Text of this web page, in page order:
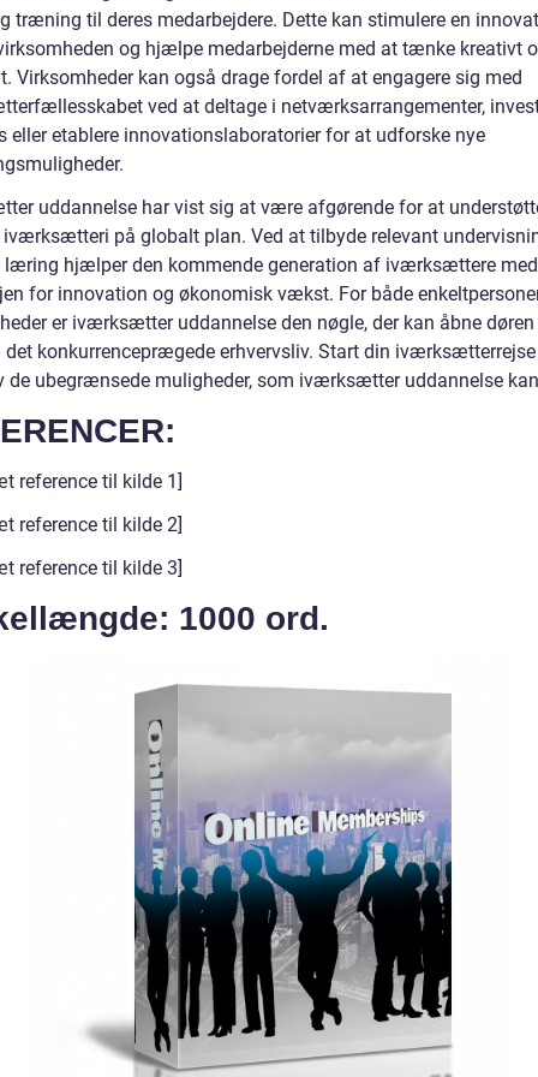
træning til deres medarbejdere. Dette kan stimulere en
og hjælpe medarbejderne med at tænke kreativt
Virksomheder kan også drage fordel af at engagere sig med
ved at deltage i netværksarrangementer,
eller etablere innovationslaboratorier for at udforske nye
uddannelse har vist sig at være afgørende for at
på globalt plan. Ved at tilbyde relevant
læring hjælper den kommende generation af iværksættere
for innovation og økonomisk vækst. For både
er iværksætter uddannelse den nøgle, der kan åbne
det konkurrenceprægede erhvervsliv. Start din
de ubegrænsede muligheder, som iværksætter uddannelse
reference til kilde 1]
reference til kilde 2]
reference til kilde 3]
1000 ord.